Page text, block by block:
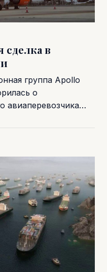
сделка в
группа Apollo
о
авиаперевозчика…